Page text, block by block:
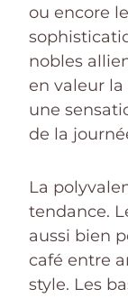
ou encore
nobles
en valeur
une
de la
La
tendance.
aussi bien
café entre
style. Les